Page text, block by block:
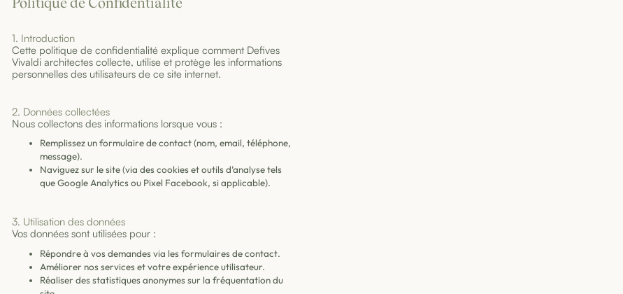
1. Introduction
Cette politique de confidentialité explique comment Defives
Vivaldi architectes collecte, utilise et protège les informations
personnelles des utilisateurs de ce site internet.
2. Données collectées
Nous collectons des informations lorsque vous :
Remplissez un formulaire de contact (nom, email, téléphone,
message).
Naviguez sur le site (via des cookies et outils d’analyse tels
que Google Analytics ou Pixel Facebook, si applicable).
3. Utilisation des données
Vos données sont utilisées pour :
Répondre à vos demandes via les formulaires de contact.
Améliorer nos services et votre expérience utilisateur.
Réaliser des statistiques anonymes sur la fréquentation du